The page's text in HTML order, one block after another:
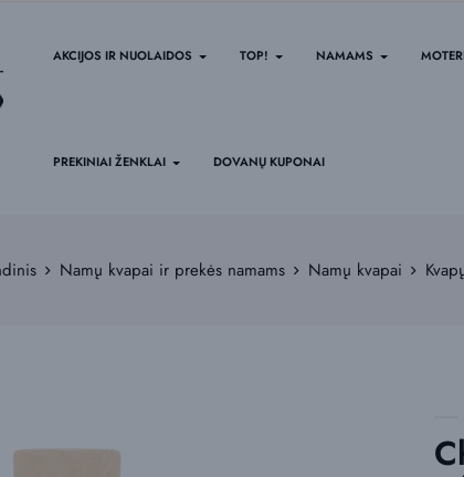
AKCIJOS IR NUOLAIDOS TOP! NAMAMS
PREKINIAI ŽENKLAI DOVANŲ KUPONAI
Namų kvapai ir prekės namams Namų kvapai